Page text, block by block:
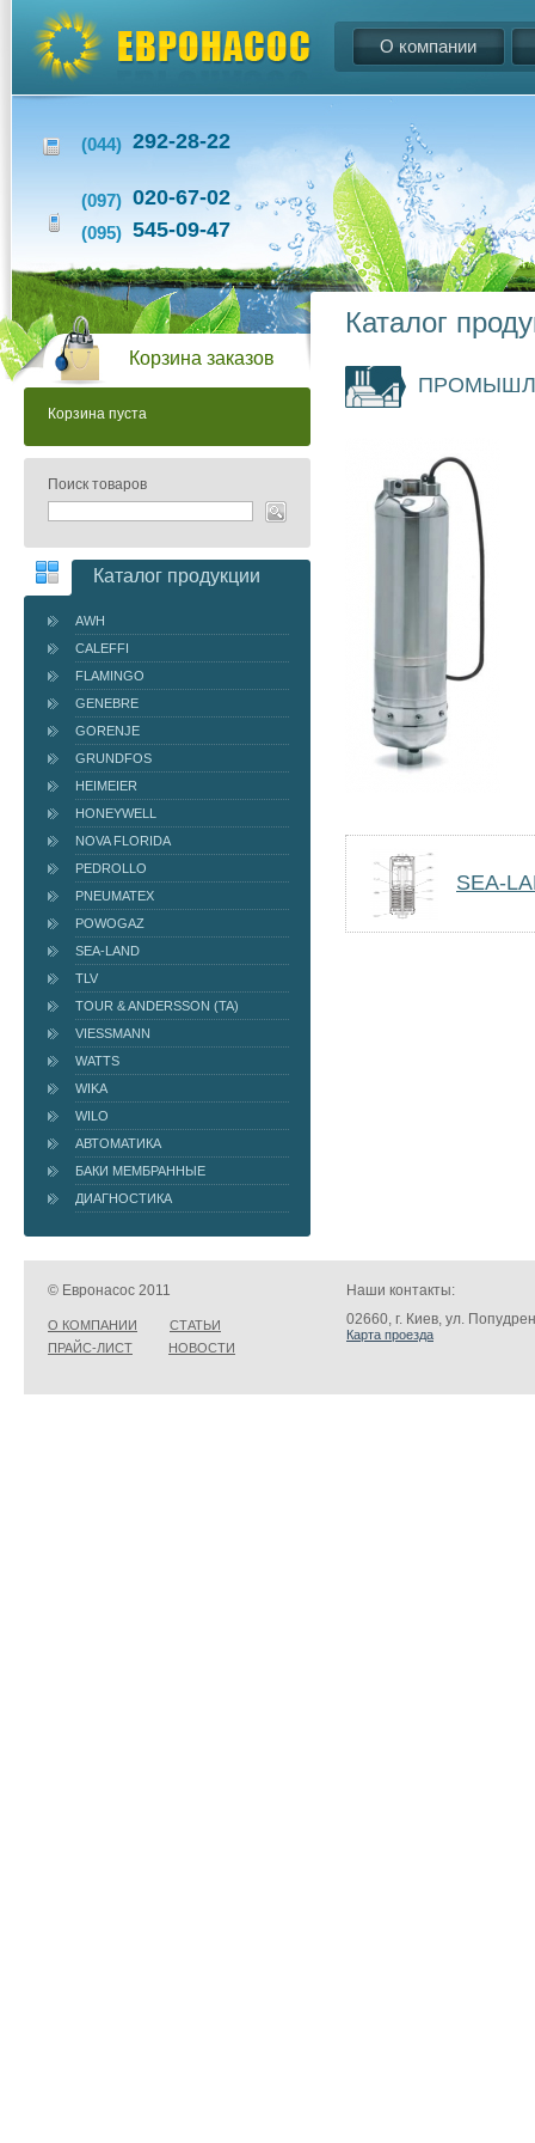
О компании
(044) 292-28-22
(097) 020-67-02
(095) 545-09-47
Корзина заказов
Корзина пуста
Поиск товаров
Каталог продукции
AWH
CALEFFI
FLAMINGO
GENEBRE
GORENJE
GRUNDFOS
HEIMEIER
HONEYWELL
NOVA FLORIDA
PEDROLLO
PNEUMATEX
POWOGAZ
SEA-LAND
TLV
TOUR & ANDERSSON (TA)
VIESSMANN
WATTS
WIKA
WILO
АВТОМАТИКА
БАКИ МЕМБРАННЫЕ
ДИАГНОСТИКА
Каталог
SEA-
© Евронасос 2011
О КОМПАНИИ
СТАТЬИ
ПРАЙС-ЛИСТ
НОВОСТИ
Наши контакты:
02660, г. Киев, ул.
Карта проезда